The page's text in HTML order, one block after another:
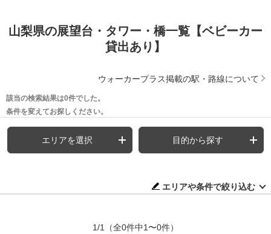
山梨県の展望台・タワー・橋一覧【ベビーカー
貸出あり】
ウォーカープラス掲載の駅・路線について
該当の検索結果は0件でした。
条件を変えてお探しください。
エリアを選択 目的から探す
エリアや条件で絞り込む
1/1 （全0件中1〜0件）